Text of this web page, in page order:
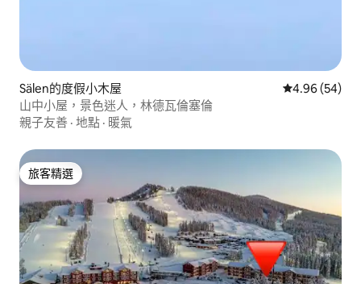
Sälen的度假小木屋 從 54 則評價
4.96 (54)
山中小屋，景色迷人，林德瓦倫塞倫
親子友善 · 地點 · 暖氣
旅客精選
旅客精選